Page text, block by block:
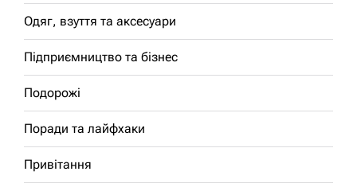
Одяг, взуття та аксесуари
Підприємництво та бізнес
Подорожі
Поради та лайфхаки
Привітання